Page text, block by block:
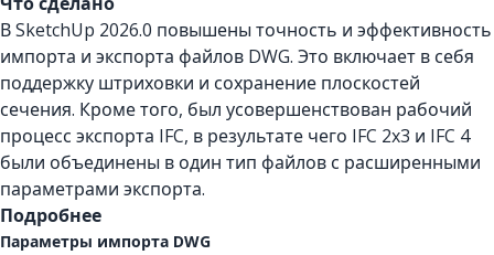
В SketchUp 2026.0 повышены точность и эффективность
импорта и экспорта файлов DWG. Это включает в себя
поддержку штриховки и сохранение плоскостей
сечения. Кроме того, был усовершенствован рабочий
процесс экспорта IFC, в результате чего IFC 2x3 и IFC 4
были объединены в один тип файлов с расширенными
параметрами экспорта.
Подробнее
Параметры импорта DWG